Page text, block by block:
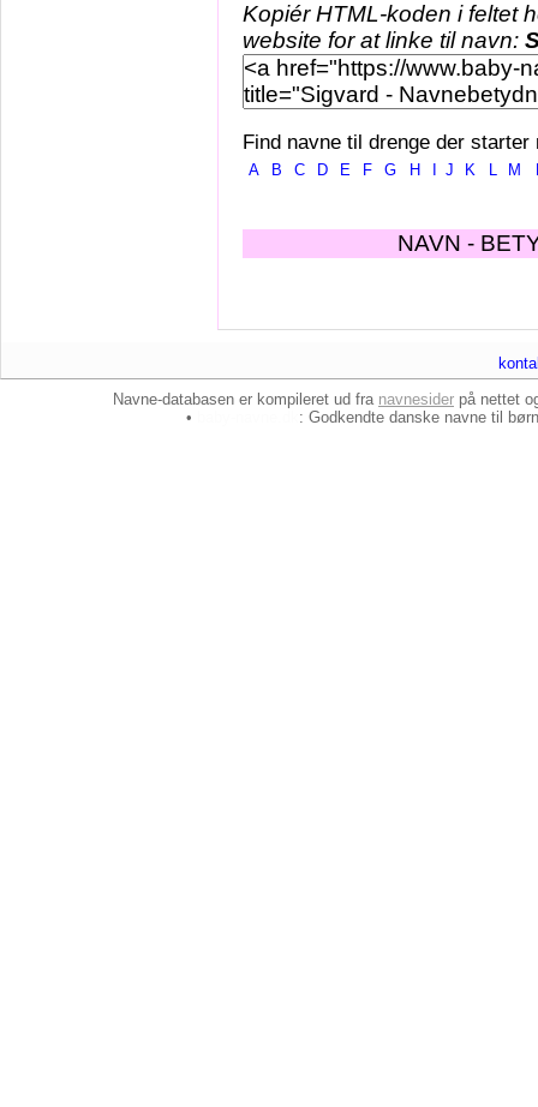
Kopiér HTML-koden i feltet
website for at linke til navn:
Find navne til drenge der starter
A B C D E F G H J K L M
NAVN -
Navne-databasen er kompileret ud fra navnesider på nettet
•
: Godkendte danske navne til børn